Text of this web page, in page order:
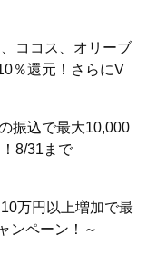
ココス、オリーブ
％還元！さらにV
振込で最大10,000
8/31まで
万円以上増加で最
ンペーン！～